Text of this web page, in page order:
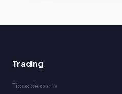
Trading
Tipos de conta